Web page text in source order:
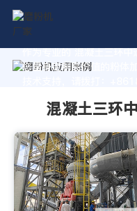
作为专业的 混凝土三环
您量身定制高价值的粉体
混凝土三环